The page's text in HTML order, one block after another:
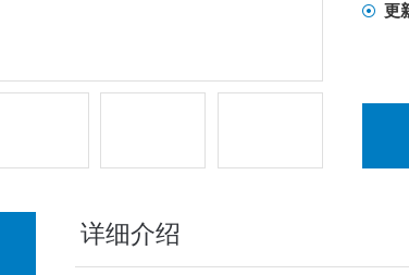
更
详细介绍